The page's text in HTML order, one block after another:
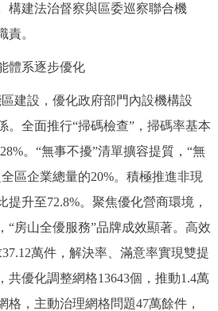
我要諮詢
線上訪談 圖説互動
十六區概覽 人文北京
圖説北京 視頻北京
構建法治督察與區委巡察聯合機
責。
系逐步優化
建設，優化政府部門內設機構設
。全面推行“掃碼檢查”，掃碼率基本
。“無事不擾”清單擴容提質，“無
區企業總量的20%。積極推進非現
升至72.8%。聚焦優化營商環境，
“房山全優服務”品牌成效顯著。高效
萬件，解決率、滿意率實現雙提
共優化調整網格13643個，推動1.4萬
格，主動治理網格問題47萬餘件，